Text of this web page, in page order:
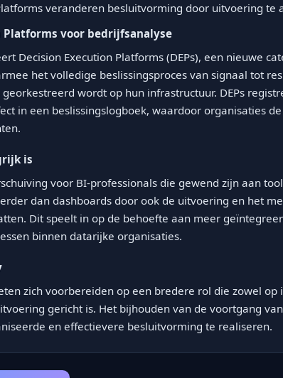
veranderen besluitvorming door uitvoering te
Platforms voor bedrijfsanalyse
Decision Execution Platforms (DEPs), een nieuwe
het volledige beslissingsproces van signaal tot
wordt op hun infrastructuur. DEPs
in een beslissingslogboek, waardoor organisaties
is
voor BI-professionals die gewend zijn aan
dan dashboards door ook de uitvoering en het
Dit speelt in op de behoefte aan meer
binnen datarijke organisaties.
zich voorbereiden op een bredere rol die zowel op
gericht is. Het bijhouden van de voortgang
en effectievere besluitvorming te realiseren.